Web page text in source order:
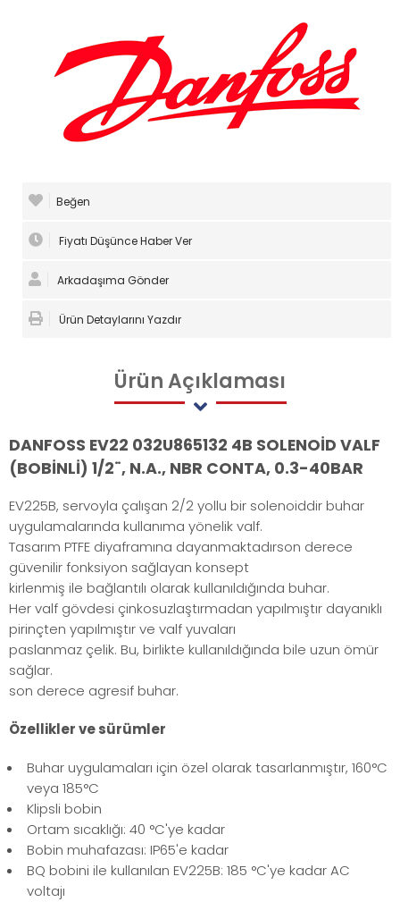
Beğen
Fiyatı Düşünce Haber Ver
Arkadaşıma Gönder
Ürün Detaylarını Yazdır
ÜrünAçıklaması
DANFOSS EV22 032U865132 4B SOLENOİD VALF
(BOBİNLİ) 1/2¨, N.A., NBR CONTA, 0.3-40BAR
EV225B, servoyla çalışan 2/2 yollu bir solenoiddir buhar
uygulamalarında kullanıma yönelik valf.
Tasarım PTFE diyaframına dayanmaktadırson derece
güvenilir fonksiyon sağlayan konsept
kirlenmiş ile bağlantılı olarak kullanıldığında buhar.
Her valf gövdesi çinkosuzlaştırmadan yapılmıştır dayanıklı
pirinçten yapılmıştır ve valf yuvaları
paslanmaz çelik. Bu, birlikte kullanıldığında bile uzun ömür
sağlar.
son derece agresif buhar.
Özellikler ve sürümler
Buhar uygulamaları için özel olarak tasarlanmıştır, 160°C
veya 185°C
Klipsli bobin
Ortam sıcaklığı: 40 °C'ye kadar
Bobin muhafazası: IP65'e kadar
BQ bobini ile kullanılan EV225B: 185 °C'ye kadar AC
voltajı